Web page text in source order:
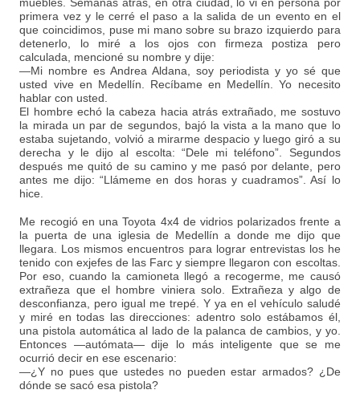
primera vez y le cerré el paso a la salida de un evento en el
que coincidimos, puse mi mano sobre su brazo izquierdo para
detenerlo, lo miré a los ojos con firmeza postiza pero
calculada, mencioné su nombre y dije:
—Mi nombre es Andrea Aldana, soy periodista y yo sé que
usted vive en Medellín. Recíbame en Medellín. Yo necesito
hablar con usted.
El hombre echó la cabeza hacia atrás extrañado, me sostuvo
la mirada un par de segundos, bajó la vista a la mano que lo
estaba sujetando, volvió a mirarme despacio y luego giró a su
derecha y le dijo al escolta: “Dele mi teléfono”. Segundos
después me quitó de su camino y me pasó por delante, pero
antes me dijo: “Llámeme en dos horas y cuadramos”. Así lo
hice.
Me recogió en una Toyota 4x4 de vidrios polarizados frente a
la puerta de una iglesia de Medellín a donde me dijo que
llegara. Los mismos encuentros para lograr entrevistas los he
tenido con exjefes de las Farc y siempre llegaron con escoltas.
Por eso, cuando la camioneta llegó a recogerme, me causó
extrañeza que el hombre viniera solo. Extrañeza y algo de
desconfianza, pero igual me trepé. Y ya en el vehículo saludé
y miré en todas las direcciones: adentro solo estábamos él,
una pistola automática al lado de la palanca de cambios, y yo.
Entonces —autómata— dije lo más inteligente que se me
ocurrió decir en ese escenario:
—¿Y no pues que ustedes no pueden estar armados? ¿De
dónde se sacó esa pistola?